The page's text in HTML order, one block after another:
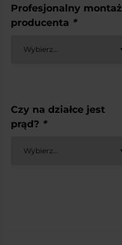
Profesjonalny montaż
producenta *
Czy na działce jest
prąd? *